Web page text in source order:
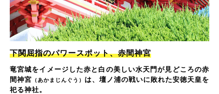
下関屈指のパワースポット、赤間神宮
竜宮城をイメージした赤と白の美しい水天門が見どころの赤
間神宮 （あかまじんぐう） は、壇ノ浦の戦いに敗れた安徳天皇を
祀る神社。